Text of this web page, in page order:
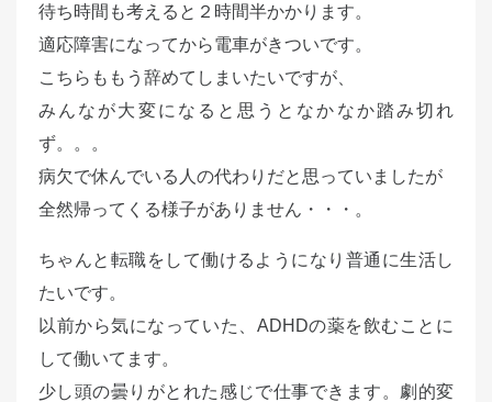
待ち時間も考えると２時間半かかります。
適応障害になってから電車がきついです。
こちらももう辞めてしまいたいですが、
みんなが大変になると思うとなかなか踏み切れ
ず。。。
病欠で休んでいる人の代わりだと思っていましたが
全然帰ってくる様子がありません・・・。
ちゃんと転職をして働けるようになり普通に生活し
たいです。
以前から気になっていた、ADHDの薬を飲むことに
して働いてます。
少し頭の曇りがとれた感じで仕事できます。劇的変